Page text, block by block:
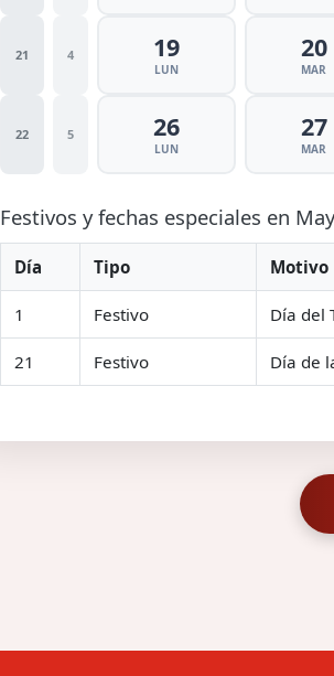
21 4 19
LUN
20
MAR
22 5 26
LUN
27
MAR
Festivos y fechas especiales en
Día Tipo Motivo
1 Festivo Día del
21 Festivo Día de